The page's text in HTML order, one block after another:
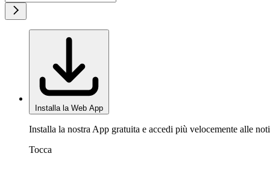
Installa la Web App
Installa la nostra App gratuita e accedi più velocemente alle
Tocca